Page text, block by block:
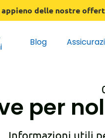
delle nostre
Blog
per
Informazioni utili